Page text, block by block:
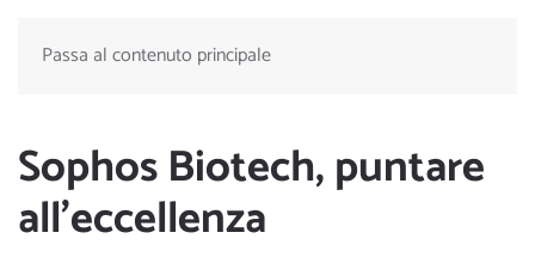
Passa al contenuto principale
Sophos Biotech, puntare
all’eccellenza